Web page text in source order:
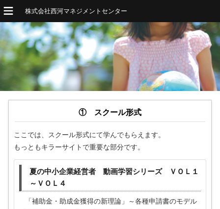
株式会社西河マネジメントセンター
① スクール形式
ここでは、スクール形式にて学んでもらえます。
もっともキラーサイトで重要な部分です。
夏の中小企業経営者 動画学習シリーズ ＶＯＬ１
～ＶＯＬ４
「補助金・助成金獲得の新理論」～各種申請書のモデル